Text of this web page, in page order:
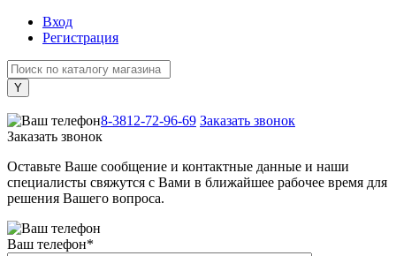
Вход
Регистрация
8-3812-72-96-69 Заказать звонок
Заказать звонок
Оставьте Ваше сообщение и контактные данные и наши
специалисты свяжутся с Вами в ближайшее рабочее время для
решения Вашего вопроса.
Ваш телефон*